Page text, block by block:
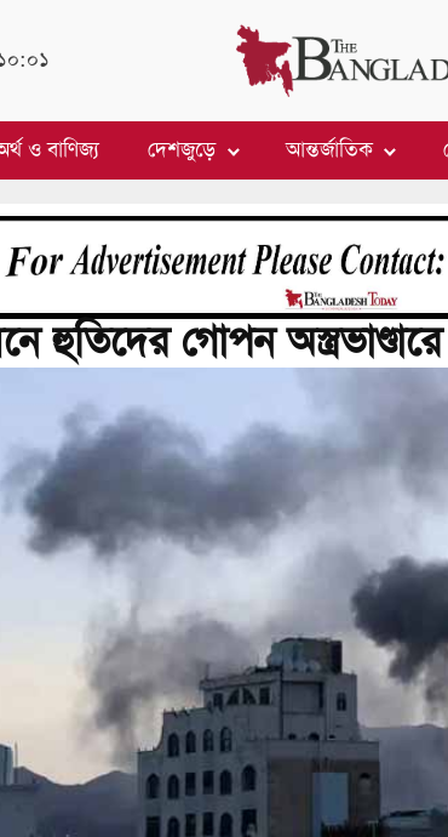
ও বাণিজ্য দেশজুড়ে আন্তর্জাতিক
হুতিদের গোপন অস্ত্রভাণ্ডারে